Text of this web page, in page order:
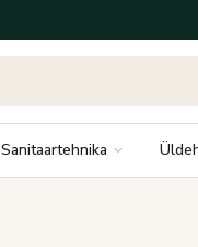
Sanitaartehnika